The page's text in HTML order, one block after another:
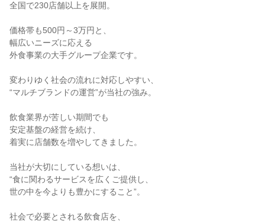
全国で230店舗以上を展開。
価格帯も500円～3万円と、
幅広いニーズに応える
外食事業の大手グループ企業です。
変わりゆく社会の流れに対応しやすい、
“マルチブランドの運営”が当社の強み。
飲食業界が苦しい期間でも
安定基盤の経営を続け、
着実に店舗数を増やしてきました。
当社が大切にしている想いは、
“食に関わるサービスを広くご提供し、
世の中を今よりも豊かにすること”。
社会で必要とされる飲食店を、